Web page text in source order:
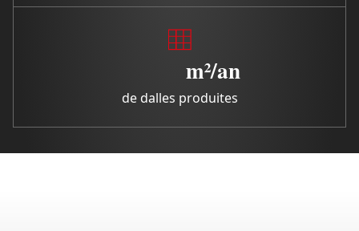
m²/an
de dalles produites